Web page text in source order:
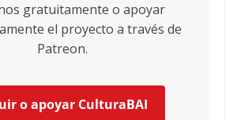
gratuitamente o apoyar
el proyecto a través de
Patreon.
o apoyar CulturaBAI